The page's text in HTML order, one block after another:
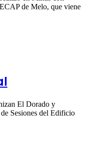
de Melo, que viene
El Dorado y
Sesiones del Edificio